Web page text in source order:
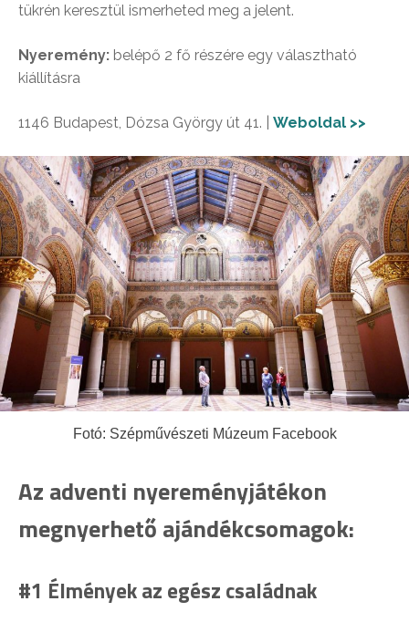
tükrén keresztül ismerheted meg a jelent.
Nyeremény: belépő 2 fő részére egy választható
kiállításra
1146 Budapest, Dózsa György út 41. | Weboldal >>
Fotó: Szépművészeti Múzeum Facebook
Az adventi nyereményjátékon
megnyerhető ajándékcsomagok:
#1 Élmények az egész családnak